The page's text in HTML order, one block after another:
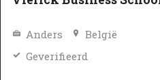
Anders
België
Geverifieerd